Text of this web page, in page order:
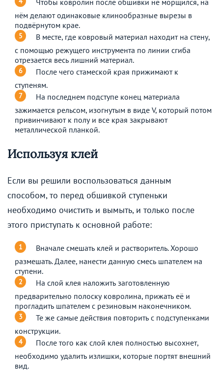
нём делают одинаковые клинообразные вырезы в
подвёрнутом крае.
В месте, где ковровый материал находит на стену,
с помощью режущего инструмента по линии сгиба
отрезается весь лишний материал.
После чего стамеской края прижимают к
ступеням.
На последнем подступе конец материала
зажимается рельсом, изогнутым в виде V, который потом
привинчивают к полу и все края закрывают
металлической планкой.
Используя клей
Если вы решили воспользоваться данным
способом, то перед обшивкой ступеньки
необходимо очистить и вымыть, и только после
этого приступать к основной работе:
Вначале смешать клей и растворитель. Хорошо
размешать. Далее, нанести данную смесь шпателем на
ступени.
На слой клея наложить заготовленную
предварительно полоску ковролина, прижать её и
прогладить шпателем с резиновым наконечником.
Те же самые действия повторить с подступенками
конструкции.
После того как слой клея полностью высохнет,
необходимо удалить излишки, которые портят внешний
вид.